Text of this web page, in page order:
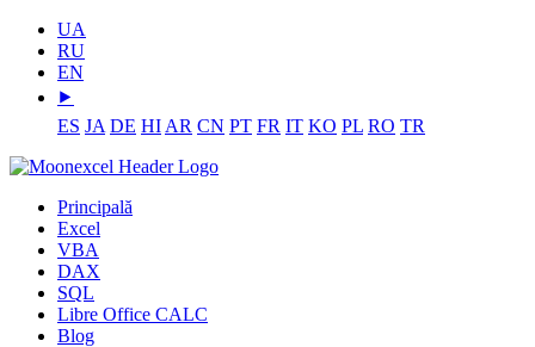
UA
RU
EN
⯈
ES JA DE HI AR CN PT FR IT KO PL RO TR
Principală
Excel
VBA
DAX
SQL
Libre Office CALC
Blog